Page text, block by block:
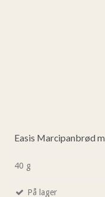
Easis Marcipanbrød
40 g
På lager